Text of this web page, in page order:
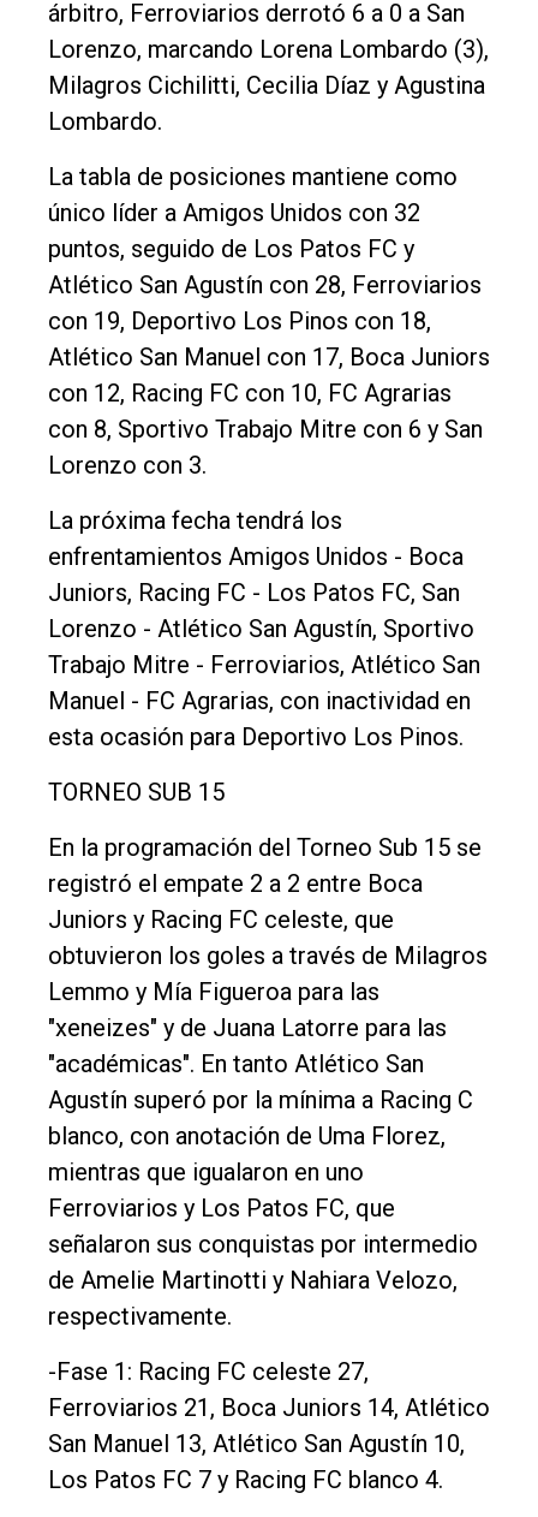
árbitro, Ferroviarios derrotó 6 a 0 a San
Lorenzo, marcando Lorena Lombardo (3),
Milagros Cichilitti, Cecilia Díaz y Agustina
Lombardo.
La tabla de posiciones mantiene como
único líder a Amigos Unidos con 32
puntos, seguido de Los Patos FC y
Atlético San Agustín con 28, Ferroviarios
con 19, Deportivo Los Pinos con 18,
Atlético San Manuel con 17, Boca Juniors
con 12, Racing FC con 10, FC Agrarias
con 8, Sportivo Trabajo Mitre con 6 y San
Lorenzo con 3.
La próxima fecha tendrá los
enfrentamientos Amigos Unidos - Boca
Juniors, Racing FC - Los Patos FC, San
Lorenzo - Atlético San Agustín, Sportivo
Trabajo Mitre - Ferroviarios, Atlético San
Manuel - FC Agrarias, con inactividad en
esta ocasión para Deportivo Los Pinos.
TORNEO SUB 15
En la programación del Torneo Sub 15 se
registró el empate 2 a 2 entre Boca
Juniors y Racing FC celeste, que
obtuvieron los goles a través de Milagros
Lemmo y Mía Figueroa para las
"xeneizes" y de Juana Latorre para las
"académicas". En tanto Atlético San
Agustín superó por la mínima a Racing C
blanco, con anotación de Uma Florez,
mientras que igualaron en uno
Ferroviarios y Los Patos FC, que
señalaron sus conquistas por intermedio
de Amelie Martinotti y Nahiara Velozo,
respectivamente.
-Fase 1: Racing FC celeste 27,
Ferroviarios 21, Boca Juniors 14, Atlético
San Manuel 13, Atlético San Agustín 10,
Los Patos FC 7 y Racing FC blanco 4.